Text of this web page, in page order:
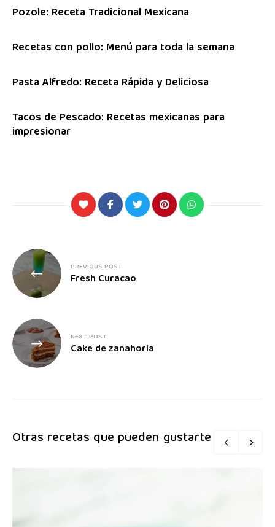
Pozole: Receta Tradicional Mexicana
Recetas con pollo: Menú para toda la semana
Pasta Alfredo: Receta Rápida y Deliciosa
Tacos de Pescado: Recetas mexicanas para
impresionar
PREVIOUS POST
Fresh Curacao
NEXT POST
Cake de zanahoria
Otras recetas que pueden gustarte